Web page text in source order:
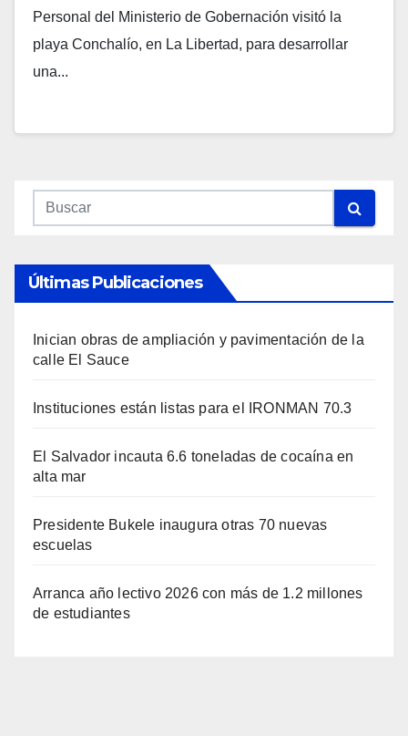
Personal del Ministerio de Gobernación visitó la
playa Conchalío, en La Libertad, para desarrollar
una...
Últimas Publicaciones
Inician obras de ampliación y pavimentación de la
calle El Sauce
Instituciones están listas para el IRONMAN 70.3
El Salvador incauta 6.6 toneladas de cocaína en
alta mar
Presidente Bukele inaugura otras 70 nuevas
escuelas
Arranca año lectivo 2026 con más de 1.2 millones
de estudiantes